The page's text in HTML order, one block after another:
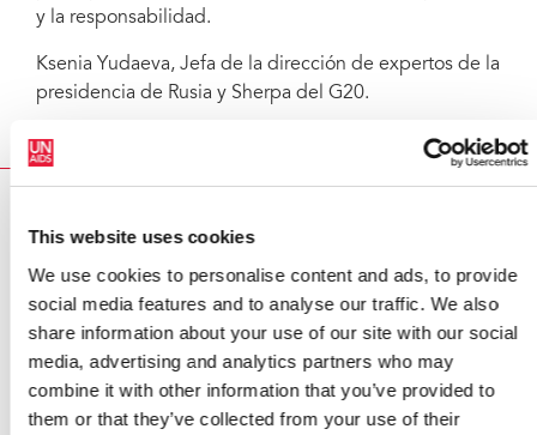
This website uses cookies
We use cookies to personalise content and ads, to provide
social media features and to analyse our traffic. We also
share information about your use of our site with our social
media, advertising and analytics partners who may
combine it with other information that you’ve provided to
them or that they’ve collected from your use of their
y la responsabilidad.
Ksenia Yudaeva, Jefa de la dirección de expertos de la
presidencia de Rusia y Sherpa del G20.